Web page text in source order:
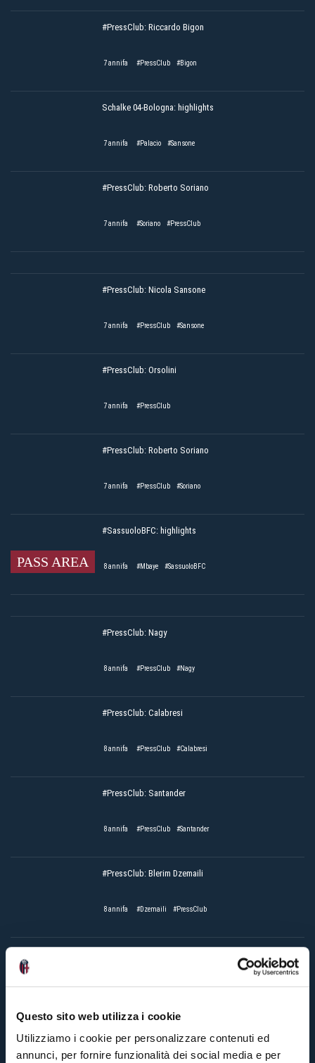
Questo sito web utilizza i cookie
Utilizziamo i cookie per personalizzare contenuti ed
annunci, per fornire funzionalità dei social media e per
#PressClub: Riccardo Bigon
7 annifa #PressClub #Bigon
Schalke 04-Bologna: highlights
7 annifa #Palacio #Sansone
#PressClub: Roberto Soriano
7 annifa #Soriano #PressClub
#PressClub: Nicola Sansone
7 annifa #PressClub #Sansone
#PressClub: Orsolini
7 annifa #PressClub
#PressClub: Roberto Soriano
7 annifa #PressClub #Soriano
PASS AREA
#SassuoloBFC: highlights
8 annifa #Mbaye #SassuoloBFC
#PressClub: Nagy
8 annifa #PressClub #Nagy
#PressClub: Calabresi
8 annifa #PressClub #Calabresi
#PressClub: Santander
8 annifa #PressClub #Santander
#PressClub: Blerim Dzemaili
8 annifa #Dzemaili #PressClub
8 annifa #Mirante #PressClub
#PressClub: Rodrigo Palacio